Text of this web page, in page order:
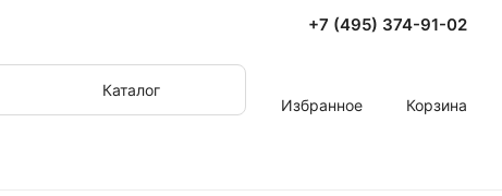
+7 (495) 374-91-02
Каталог
Избранное
Корзина